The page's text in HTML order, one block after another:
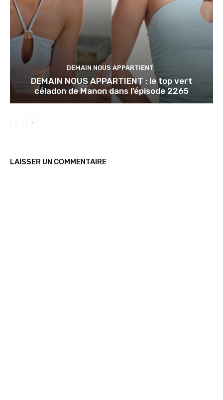
DEMAIN NOUS APPARTIENT
DEMAIN NOUS APPARTIENT : le top vert
céladon de Manon dans l’épisode 2265
LAISSER UN COMMENTAIRE